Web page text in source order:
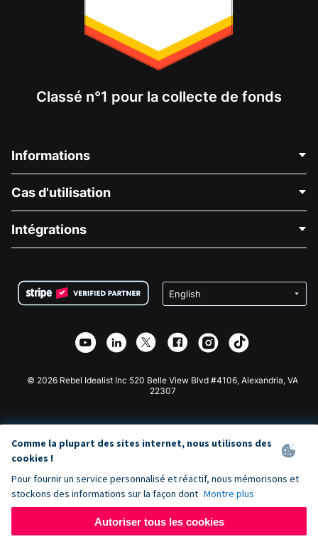
Classé n°1 pour la collecte de fonds
Informations
À propos de nous
Carrières
Confidentialité
Partenariat d'affiliation
Bibliothèque
Cas d'utilisation
Collecte de fonds médicale
Collecte de fonds caritative
Intégrations
Plugin de don Wix
Application de don Webflow
Don Joomla
© 2026 Rebel Idealist Inc 520 Belle View Blvd #4106, Alexandria, VA
22307
Comme la plupart des sites internet, nous utilisons des
cookies !
Pour fournir un service personnalisé et réactif, nous mémorisons et
stockons des informations sur la façon dont Montre plus
Autoriser tous les cookies